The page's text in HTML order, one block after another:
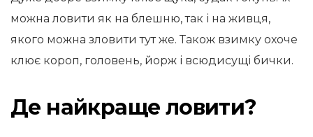
можна ловити як на блешню, так і на живця,
якого можна зловити тут же. Також взимку охоче
клює короп, головень, йорж і всюдисущі бички.
Де найкраще ловити?